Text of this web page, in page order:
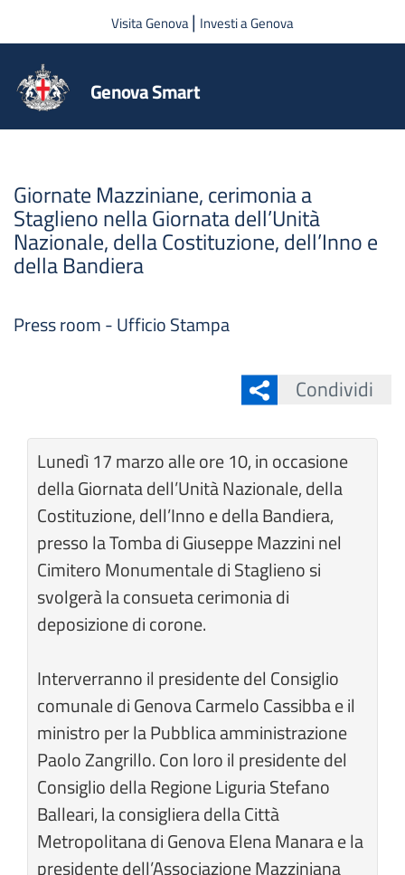
Salta al contenuto principale
Visita Genova| Investi a Genova
Genova Smart
Giornate Mazziniane, cerimonia a
Staglieno nella Giornata dell’Unità
Nazionale, della Costituzione, dell’Inno e
della Bandiera
Press room - Ufficio Stampa
Condividi
Lunedì 17 marzo alle ore 10, in occasione
della Giornata dell’Unità Nazionale, della
Costituzione, dell’Inno e della Bandiera,
presso la Tomba di Giuseppe Mazzini nel
Cimitero Monumentale di Staglieno si
svolgerà la consueta cerimonia di
deposizione di corone.
Interverranno il presidente del Consiglio
comunale di Genova Carmelo Cassibba e il
ministro per la Pubblica amministrazione
Paolo Zangrillo. Con loro il presidente del
Consiglio della Regione Liguria Stefano
Balleari, la consigliera della Città
Metropolitana di Genova Elena Manara e la
presidente dell’Associazione Mazziniana